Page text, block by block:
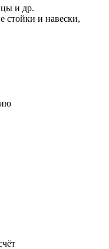
и др.
стойки и навески,